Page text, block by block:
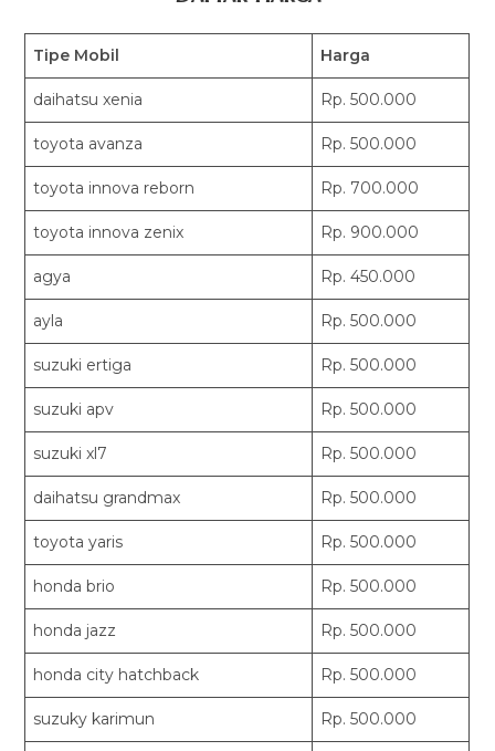
Tipe Mobil Harga
daihatsu xenia Rp. 500.000
toyota avanza Rp. 500.000
toyota innova reborn Rp. 700.000
toyota innova zenix Rp. 900.000
agya Rp. 450.000
ayla Rp. 500.000
suzuki ertiga Rp. 500.000
suzuki apv Rp. 500.000
suzuki xl7 Rp. 500.000
daihatsu grandmax Rp. 500.000
toyota yaris Rp. 500.000
honda brio Rp. 500.000
honda jazz Rp. 500.000
honda city hatchback Rp. 500.000
suzuky karimun Rp. 500.000